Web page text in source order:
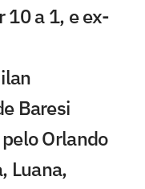
10 a 1, e ex-
Baresi
Orlando
Luana,